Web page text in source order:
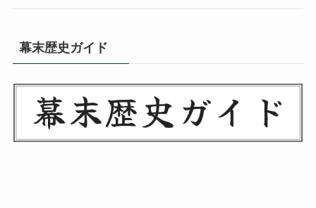
幕末歴史ガイド